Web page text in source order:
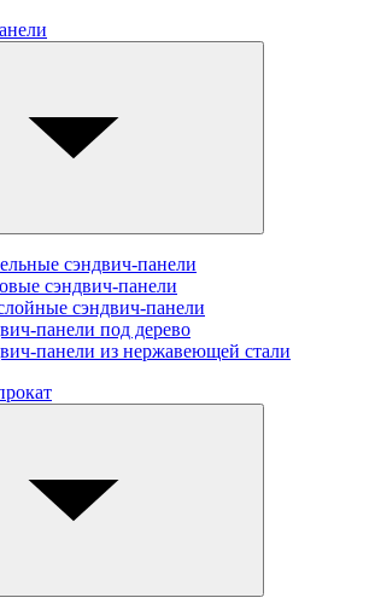
сэндвич-панели
cэндвич-панели
сэндвич-панели
панели под дерево
панели из нержавеющей стали